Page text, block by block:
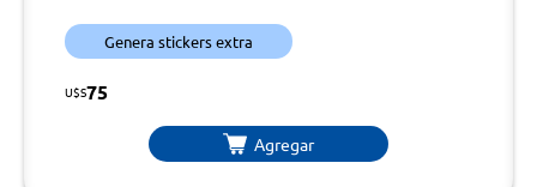
Genera stickers extra
U$S75
Agregar